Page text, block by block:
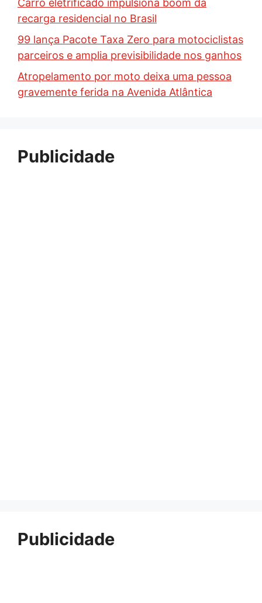
Carro eletrificado impulsiona boom da
recarga residencial no Brasil
99 lança Pacote Taxa Zero para motociclistas
parceiros e amplia previsibilidade nos ganhos
Atropelamento por moto deixa uma pessoa
gravemente ferida na Avenida Atlântica
Publicidade
Publicidade